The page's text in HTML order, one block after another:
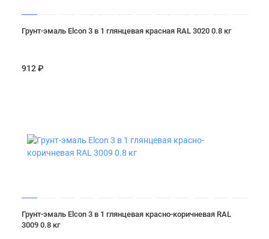
Грунт-эмаль Elcon 3 в 1 глянцевая красная RAL 3020 0.8 кг
912 ₽
Грунт-эмаль Elcon 3 в 1 глянцевая красно-коричневая RAL
3009 0.8 кг